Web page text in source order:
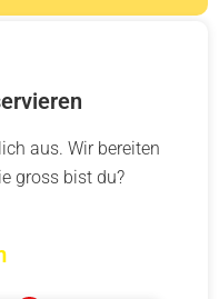
aus. Wir bereiten
gross bist du?